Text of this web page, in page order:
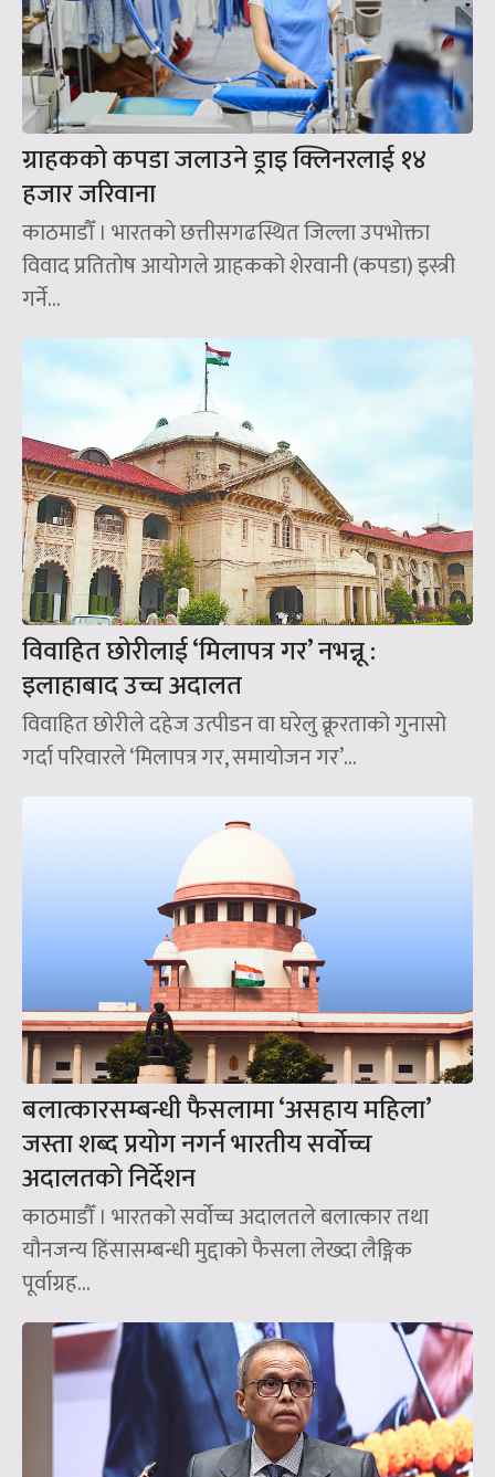
ग्राहकको कपडा जलाउने ड्राइ क्लिनरलाई १४
हजार जरिवाना
काठमाडौँ । भारतको छत्तीसगढस्थित जिल्ला उपभोक्ता
विवाद प्रतितोष आयोगले ग्राहकको शेरवानी (कपडा) इस्त्री
गर्ने...
विवाहित छोरीलाई ‘मिलापत्र गर’ नभन्नू :
इलाहाबाद उच्च अदालत
विवाहित छोरीले दहेज उत्पीडन वा घरेलु क्रूरताको गुनासो
गर्दा परिवारले ‘मिलापत्र गर, समायोजन गर’...
बलात्कारसम्बन्धी फैसलामा ‘असहाय महिला’
जस्ता शब्द प्रयोग नगर्न भारतीय सर्वोच्च
अदालतको निर्देशन
काठमाडौँ । भारतको सर्वोच्च अदालतले बलात्कार तथा
यौनजन्य हिंसासम्बन्धी मुद्दाको फैसला लेख्दा लैङ्गिक
पूर्वाग्रह...